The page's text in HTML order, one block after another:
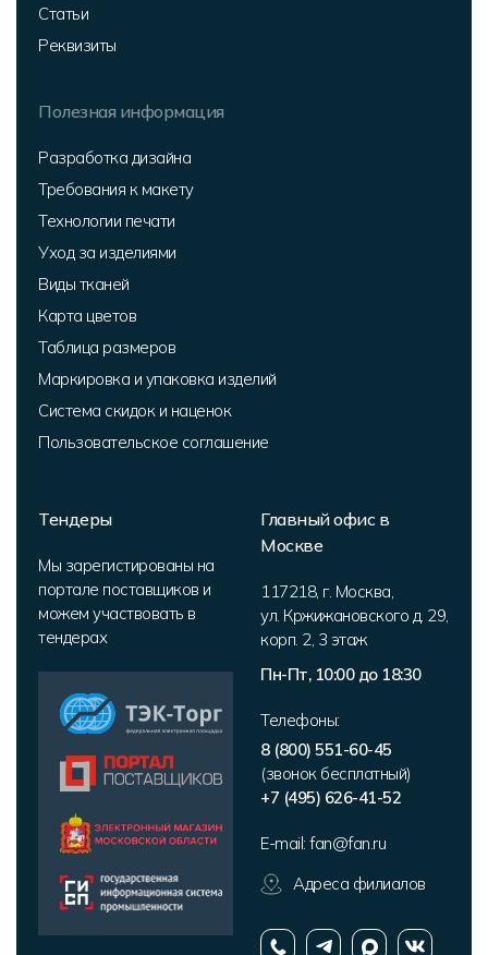
Статьи
Реквизиты
Полезная информация
Разработка дизайна
Требования к макету
Технологии печати
Уход за изделиями
Виды тканей
Карта цветов
Таблица размеров
Маркировка и упаковка изделий
Система скидок и наценок
Пользовательское соглашение
Тендеры
Мы зарегистированы на
портале поставщиков и
можем участвовать в
тендерах
Главный офис в
Москве
117218, г. Москва,
ул. Кржижановского д. 29,
корп. 2, 3 этаж
Пн-Пт, 10:00 до 18:30
Телефоны:
8 (800) 551-60-45
(звонок бесплатный)
+7 (495) 626-41-52
E-mail: fan@fan.ru
Адреса филиалов